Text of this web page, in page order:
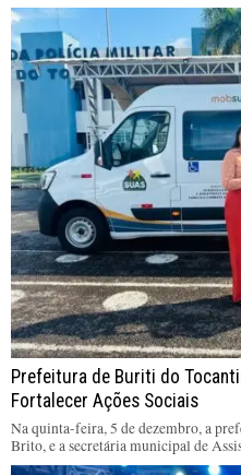
Prefeitura de Buriti do
Fortalecer Ações Sociais
Na quinta-feira, 5 de dezembro, a
Brito, e a secretária municipal de